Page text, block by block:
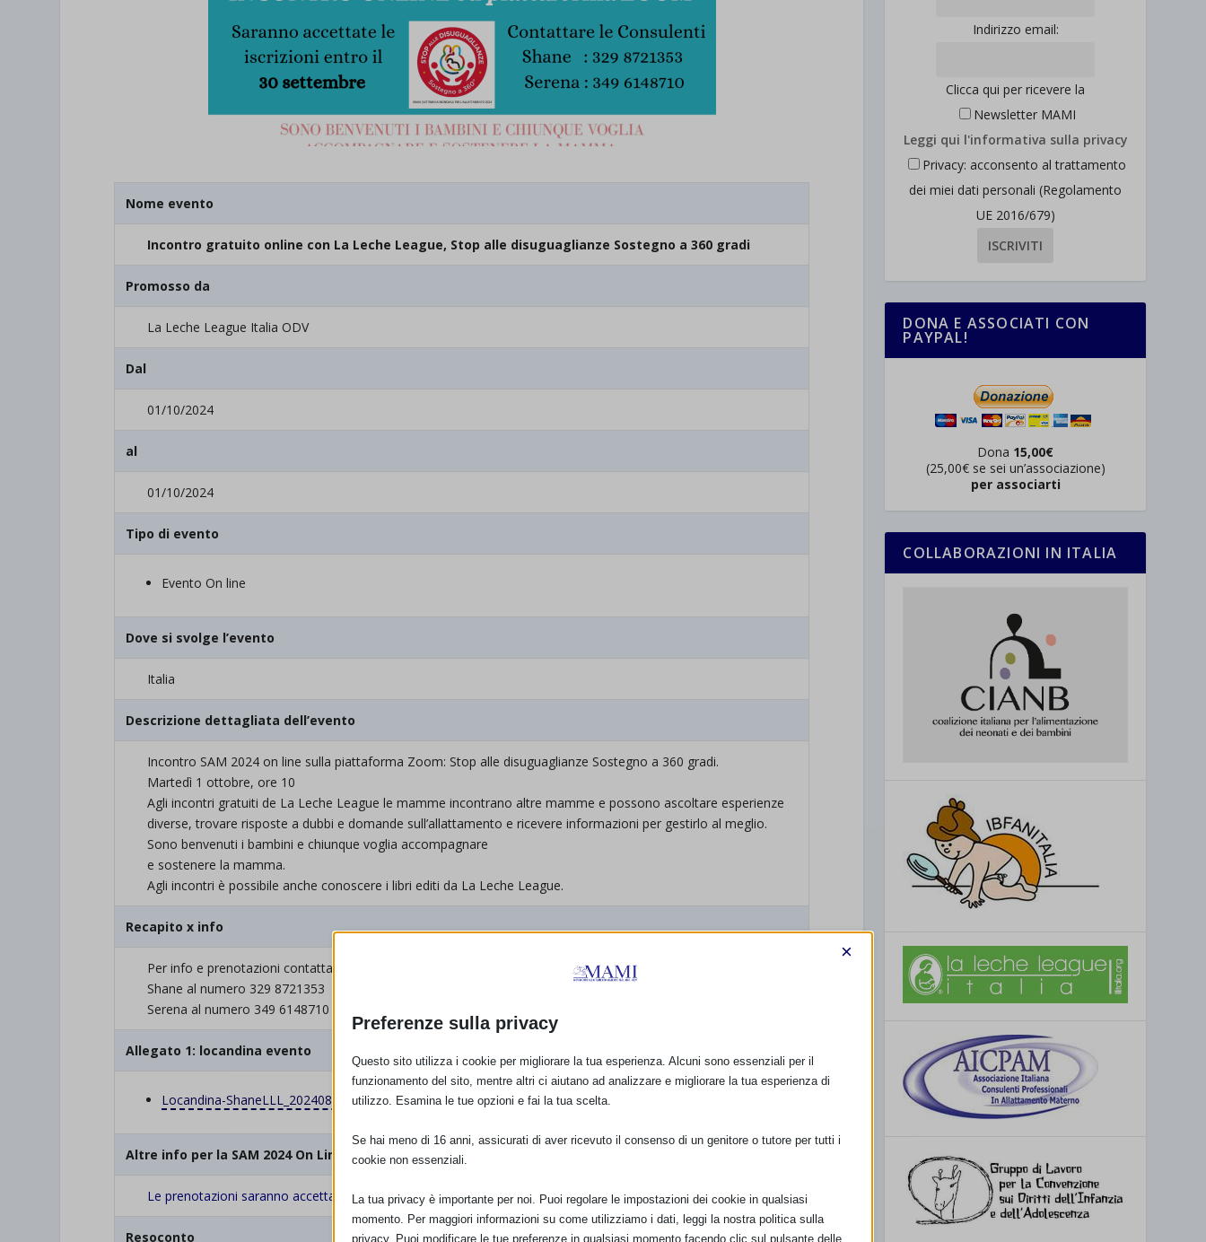
Nome evento
Incontro gratuito online con La Leche League, Stop alle disuguaglianze Sostegno a 360 gradi
Promosso da
La Leche League Italia ODV
Dal
01/10/2024
al
01/10/2024
Tipo di evento
Evento On line
Dove si svolge l’evento
Italia
Descrizione dettagliata dell’evento
Incontro SAM 2024 on line sulla piattaforma Zoom: Stop alle disuguaglianze Sostegno a 360 gradi.
Martedì 1 ottobre, ore 10
Agli incontri gratuiti de La Leche League le mamme incontrano altre mamme e possono ascoltare esperienze
diverse, trovare risposte a dubbi e domande sull’allattamento e ricevere informazioni per gestirlo al meglio.
Sono benvenuti i bambini e chiunque voglia accompagnare
e sostenere la mamma.
Agli incontri è possibile anche conoscere i libri editi da La Leche League.
Recapito x info
Per info e prenotazioni contattare via WhatsApp
Shane al numero 329 8721353
Serena al numero 349 6148710
Allegato 1: locandina evento
Locandina-ShaneLLL_20240830_145148_0000.png
Altre info per la SAM 2024 On Line con LLL
Le prenotazioni saranno accettate entro lunedì 30 settembre.
Resoconto
Indirizzo email:
Clicca qui per ricevere la
Newsletter MAMI
Leggi qui l'informativa sulla privacy
Privacy: acconsento al trattamento
dei miei dati personali (Regolamento
UE 2016/679)
DONA E ASSOCIATI CON
PAYPAL!
Dona 15,00€
(25,00€ se sei un’associazione)
per associarti
COLLABORAZIONI IN ITALIA
Preferenze sulla privacy
×
Questo sito utilizza i cookie per migliorare la tua esperienza. Alcuni sono essenziali per il
funzionamento del sito, mentre altri ci aiutano ad analizzare e migliorare la tua esperienza di
utilizzo. Esamina le tue opzioni e fai la tua scelta.
Se hai meno di 16 anni, assicurati di aver ricevuto il consenso di un genitore o tutore per tutti i
cookie non essenziali.
La tua privacy è importante per noi. Puoi regolare le impostazioni dei cookie in qualsiasi
momento. Per maggiori informazioni su come utilizziamo i dati, leggi la nostra politica sulla
privacy. Puoi modificare le tue preferenze in qualsiasi momento facendo clic sul pulsante delle